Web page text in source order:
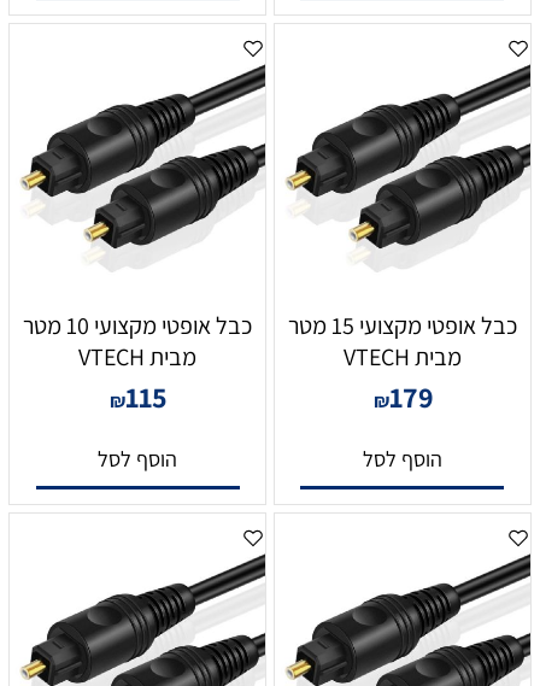
כבל אופטי מקצועי 15 מטר
מבית VTECH
₪179
הוסף לסל
כבל אופטי מקצועי 10 מטר
מבית VTECH
₪115
הוסף לסל